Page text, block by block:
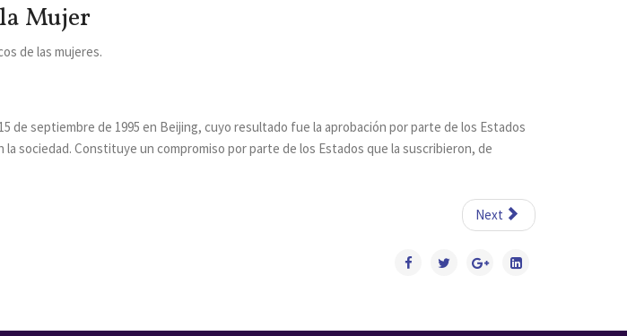
Mujer
de las mujeres.
de septiembre de 1995 en Beijing, cuyo resultado fue la aprobación por parte de los Estados
sociedad. Constituye un compromiso por parte de los Estados que la suscribieron, de
Next